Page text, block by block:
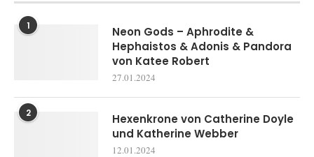
1
Neon Gods – Aphrodite &
Hephaistos & Adonis & Pandora
von Katee Robert
27.01.2024
2
Hexenkrone von Catherine Doyle
und Katherine Webber
12.01.2024